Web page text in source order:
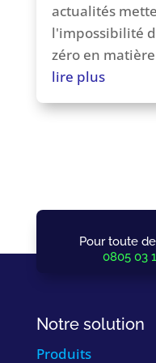
actualités
l'impossibilité
zéro en
lire plus
Pour toute
0805 03
Notre solution
Produits